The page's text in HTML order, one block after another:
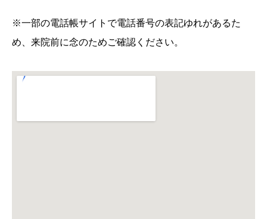
※一部の電話帳サイトで電話番号の表記ゆれがあるた
め、来院前に念のためご確認ください。